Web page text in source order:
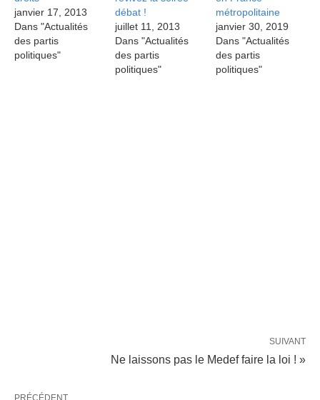
janvier 17, 2013
Dans "Actualités
des partis
politiques"
débat !
juillet 11, 2013
Dans "Actualités
des partis
politiques"
métropolitaine
janvier 30, 2019
Dans "Actualités
des partis
politiques"
SUIVANT
Ne laissons pas le Medef faire la loi ! »
PRÉCÉDENT